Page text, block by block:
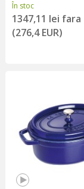
În stoc
1347,11 lei fara
(276,4 EUR)